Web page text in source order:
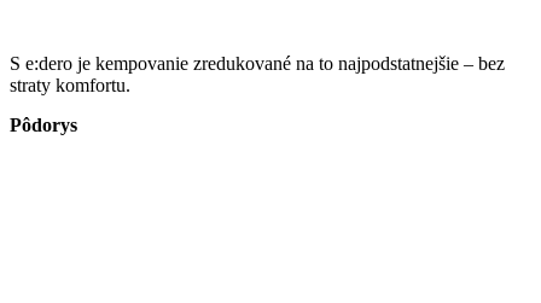
S e:dero je kempovanie zredukované na to najpodstatnejšie – bez
straty komfortu.
Pôdorys